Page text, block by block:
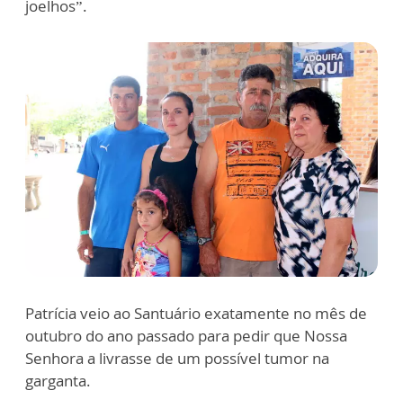
joelhos”.
Patrícia veio ao Santuário exatamente no mês de
outubro do ano passado para pedir que Nossa
Senhora a livrasse de um possível tumor na
garganta.